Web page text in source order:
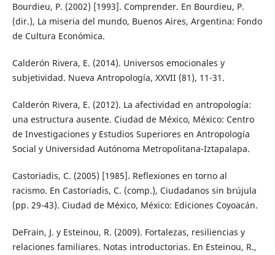
Bourdieu, P. (2002) [1993]. Comprender. En Bourdieu, P.
(dir.), La miseria del mundo, Buenos Aires, Argentina: Fondo
de Cultura Económica.
Calderón Rivera, E. (2014). Universos emocionales y
subjetividad. Nueva Antropología, XXVII (81), 11-31.
Calderón Rivera, E. (2012). La afectividad en antropología:
una estructura ausente. Ciudad de México, México: Centro
de Investigaciones y Estudios Superiores en Antropología
Social y Universidad Autónoma Metropolitana-Iztapalapa.
Castoriadis, C. (2005) [1985]. Reflexiones en torno al
racismo. En Castoriadis, C. (comp.), Ciudadanos sin brújula
(pp. 29-43). Ciudad de México, México: Ediciones Coyoacán.
DeFrain, J. y Esteinou, R. (2009). Fortalezas, resiliencias y
relaciones familiares. Notas introductorias. En Esteinou, R.,